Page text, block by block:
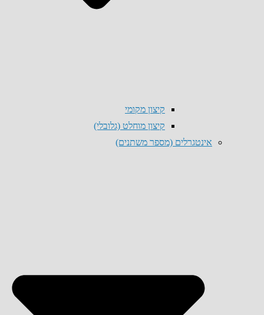
קיצון מקומי
קיצון מוחלט (גלובלי)
אינטגרלים (מספר משתנים)